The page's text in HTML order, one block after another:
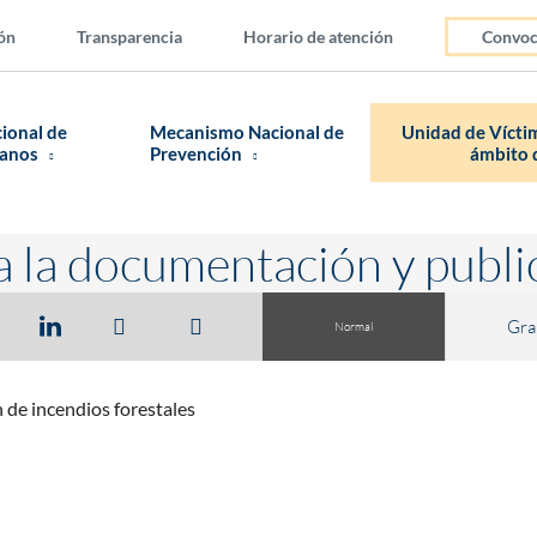
Transparencia Horario de atención
de
Mecanismo Nacional de
Prevención
Unidad de
ámbito
la documentación y
Normal
incendios forestales